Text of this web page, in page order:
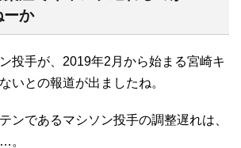
ーか
投手が、2019年2月から始まる宮崎キ
いとの報道が出ましたね。
ンであるマシソン投手の調整遅れは、
。